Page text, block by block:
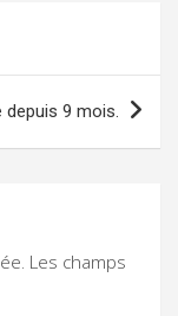
depuis 9 mois.
Les champs